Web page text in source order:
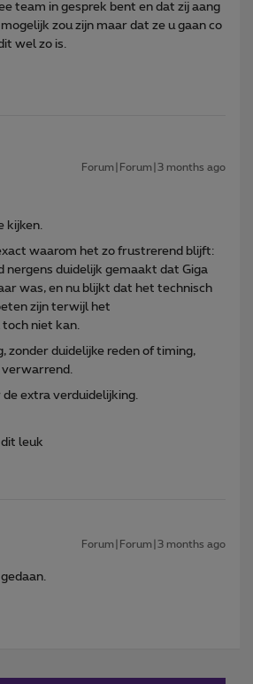
team in gesprek bent en dat zij aang
zou zijn maar dat ze u gaan co
wel zo is.
Forum|Forum|3 months ago
kijken.
waarom het zo frustrerend blijft:
nergens duidelijk gemaakt dat Giga
was, en nu blijkt dat het technisch
zijn terwijl het
niet kan.
zonder duidelijke reden of timing,
extra verduidelijking.
leuk
Forum|Forum|3 months ago